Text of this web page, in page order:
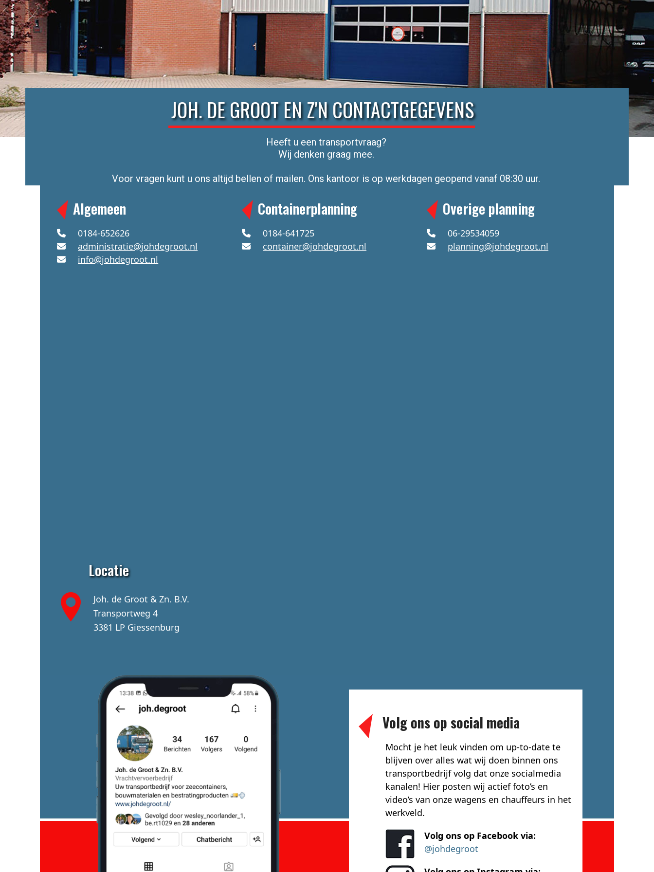
JOH. DE GROOT EN Z'N CONTACTGEGEVENS
Heeft u een transportvraag?
Wij denken graag mee.
Voor vragen kunt u ons altijd bellen of mailen. Ons kantoor is op werkdagen geopend vanaf 08:30 uur.
Algemeen
0184-652626
administratie@johdegroot.nl
info@johdegroot.nl
Containerplanning
0184-641725
container@johdegroot.nl
Overige planning
06-29534059
planning@johdegroot.nl
Locatie
Joh. de Groot & Zn. B.V.
Transportweg 4
3381 LP Giessenburg
Volg ons op social media
Mocht je het leuk vinden om up-to-date te
blijven over alles wat wij doen binnen ons
transportbedrijf volg dat onze socialmedia
kanalen! Hier posten wij actief foto’s en
video’s van onze wagens en chauffeurs in het
werkveld.
Volg ons op Facebook via:
@johdegroot